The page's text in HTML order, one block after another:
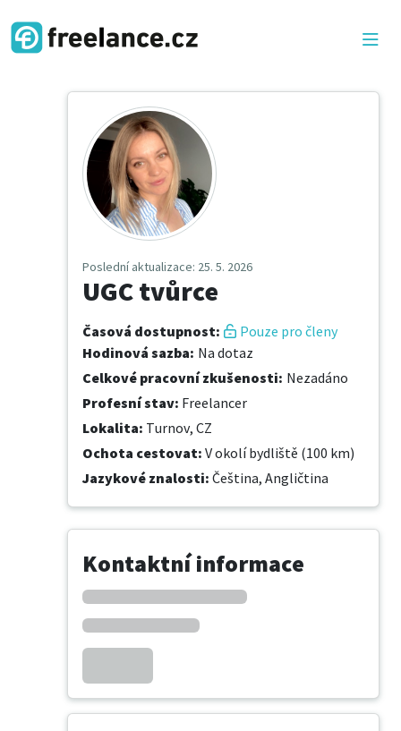
Poslední aktualizace: 25. 5. 2026
UGC tvůrce
Časová dostupnost:
Pouze pro členy
Hodinová sazba: Na dotaz
Celkové pracovní zkušenosti: Nezadáno
Profesní stav: Freelancer
Lokalita: Turnov, CZ
Ochota cestovat: V okolí bydliště (100 km)
Jazykové znalosti: Čeština, Angličtina
Kontaktní informace